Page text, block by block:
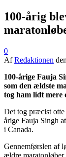
100-årig
0
AfRedaktionen den
100-årige Fauja
som den ældste
tog ham lidt mere
Det tog præcist
årige Fauja Singh
i Canada.
Gennemførslen af
ældre maratonløber